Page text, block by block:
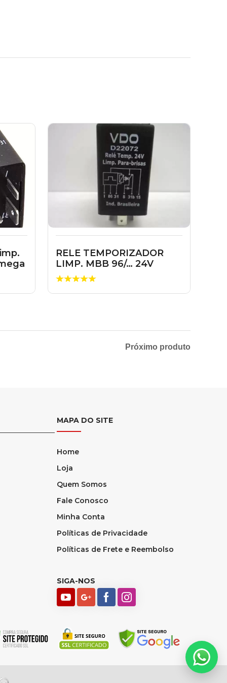
RELE TEMPORIZADOR
LIMP. MBB 96/… 24V
6965457024
Próximo produto
MAPA DO SITE
Home
Loja
Quem Somos
Fale Conosco
Minha Conta
Políticas de Privacidade
Políticas de Frete e Reembolso
SIGA-NOS